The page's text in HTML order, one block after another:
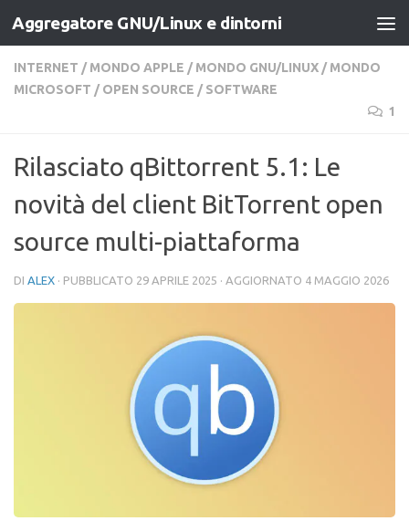
Salta al contenuto
Aggregatore GNU/Linux e dintorni
INTERNET / MONDO APPLE / MONDO GNU/LINUX / MONDO
MICROSOFT / OPEN SOURCE / SOFTWARE
1
Rilasciato qBittorrent 5.1: Le
novità del client BitTorrent open
source multi-piattaforma
DI ALEX · PUBBLICATO 29 APRILE 2025 · AGGIORNATO 4 MAGGIO 2026